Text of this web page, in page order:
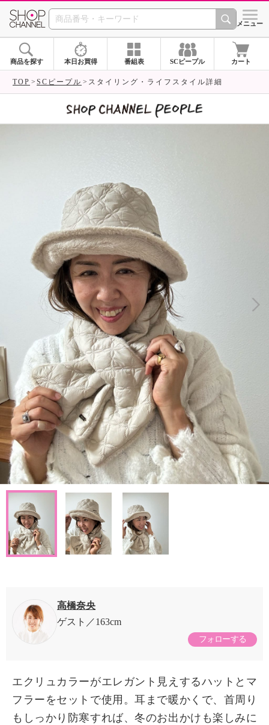
SHOP CHANNEL シメニュー
商品を探す 本日お買得 番組表 SCピープル カート
TOP SCピープル スタイリング・ライフスタイル詳細
高橋奈央
ゲスト
163cm
フォローする
エクリュカラーがエレガント見えするハットとマ
フラーをセットで使用。耳まで暖かくで、首周り
もしっかり防寒すれば、冬のお出かけも楽しみに